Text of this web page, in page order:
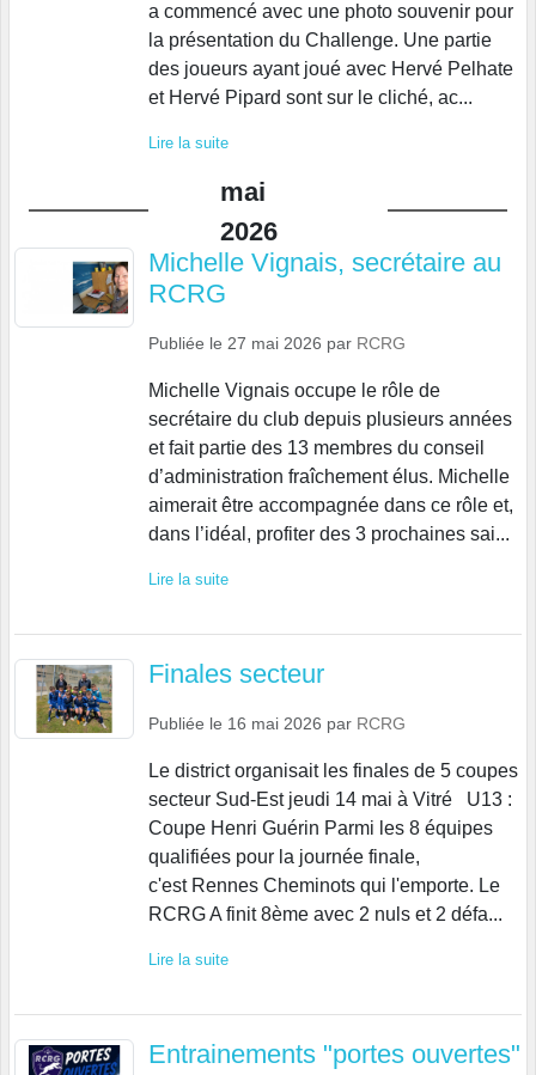
a commencé avec une photo souvenir pour
la présentation du Challenge. Une partie
des joueurs ayant joué avec Hervé Pelhate
et Hervé Pipard sont sur le cliché, ac...
Lire la suite
mai
2026
Michelle Vignais, secrétaire au
RCRG
Publiée le 27 mai 2026 par RCRG
Michelle Vignais occupe le rôle de
secrétaire du club depuis plusieurs années
et fait partie des 13 membres du conseil
d’administration fraîchement élus. Michelle
aimerait être accompagnée dans ce rôle et,
dans l’idéal, profiter des 3 prochaines sai...
Lire la suite
Finales secteur
Publiée le 16 mai 2026 par RCRG
Le district organisait les finales de 5 coupes
secteur Sud-Est jeudi 14 mai à Vitré U13 :
Coupe Henri Guérin Parmi les 8 équipes
qualifiées pour la journée finale,
c'est Rennes Cheminots qui l'emporte. Le
RCRG A finit 8ème avec 2 nuls et 2 défa...
Lire la suite
Entrainements "portes ouvertes"